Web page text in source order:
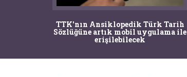
TTK'nın Ansiklopedik Türk Tarih
Sözlüğüne artık mobil uygulama ile
erişilebilecek